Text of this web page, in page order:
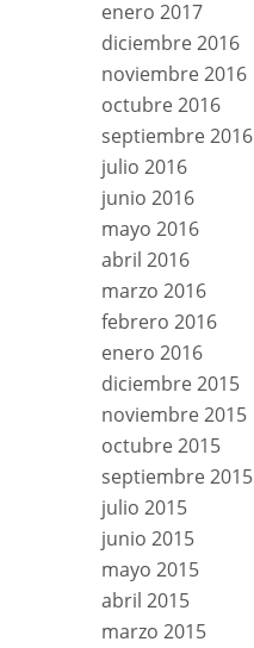
enero 2017
diciembre 2016
noviembre 2016
octubre 2016
septiembre 2016
julio 2016
junio 2016
mayo 2016
abril 2016
marzo 2016
febrero 2016
enero 2016
diciembre 2015
noviembre 2015
octubre 2015
septiembre 2015
julio 2015
junio 2015
mayo 2015
abril 2015
marzo 2015